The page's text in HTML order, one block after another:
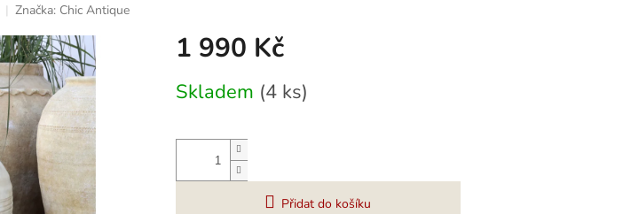
Značka: Chic Antique
1 990 Kč
cena:
Skladem (4 ks)
Přidat do košíku